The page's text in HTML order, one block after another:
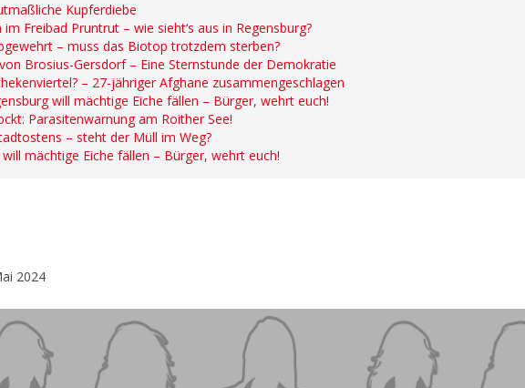
Kupferdiebe
Freibad Pruntrut – wie sieht‘s aus in Regensburg?
– muss das Biotop trotzdem sterben?
Brosius-Gersdorf – Eine Sternstunde der Demokratie
– 27-jähriger Afghane zusammengeschlagen
will mächtige Eiche fällen – Bürger, wehrt euch!
Parasitenwarnung am Roither See!
– steht der Müll im Weg?
mächtige Eiche fällen – Bürger, wehrt euch!
2024